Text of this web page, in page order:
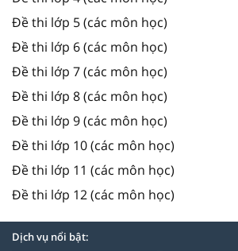
Đề thi lớp 5 (các môn học)
Đề thi lớp 6 (các môn học)
Đề thi lớp 7 (các môn học)
Đề thi lớp 8 (các môn học)
Đề thi lớp 9 (các môn học)
Đề thi lớp 10 (các môn học)
Đề thi lớp 11 (các môn học)
Đề thi lớp 12 (các môn học)
Dịch vụ nổi bật: